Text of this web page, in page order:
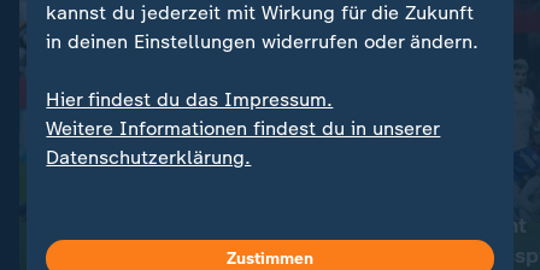
SV Elversberg
"Club" gewinnt
kannst du jederzeit mit Wirkung für die Zukunft
in deinen Einstellungen widerrufen oder ändern.
Hier findest du das Impressum.
Weitere Informationen findest du in unserer
Datenschutzerklärung.
Zustimmen